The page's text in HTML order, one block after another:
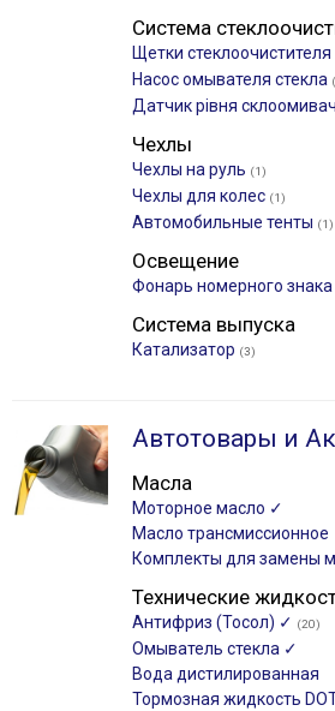
Система
Щетки
Насос омывателя стекла
Датчик рівня
Чехлы
Чехлы на руль (1)
Чехлы для колес (1)
Автомобильные тенты (1)
Освещение
Фонарь номерного знака
Система выпуска
Катализатор (3)
Автотовары и
Масла
Моторное масло ✓
Масло трансмиссионное
Комплекты для замены
Технические
Антифриз (Тосол) ✓ (20)
Омыватель стекла ✓
Вода дистилированная
Тормозная жидкость